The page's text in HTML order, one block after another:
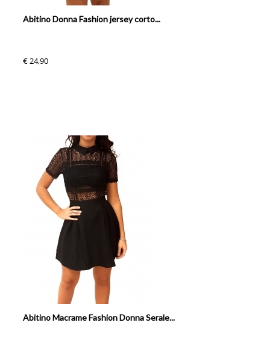
Abitino Donna Fashion jersey corto...
€ 24,90
Abitino Macrame Fashion Donna Serale...